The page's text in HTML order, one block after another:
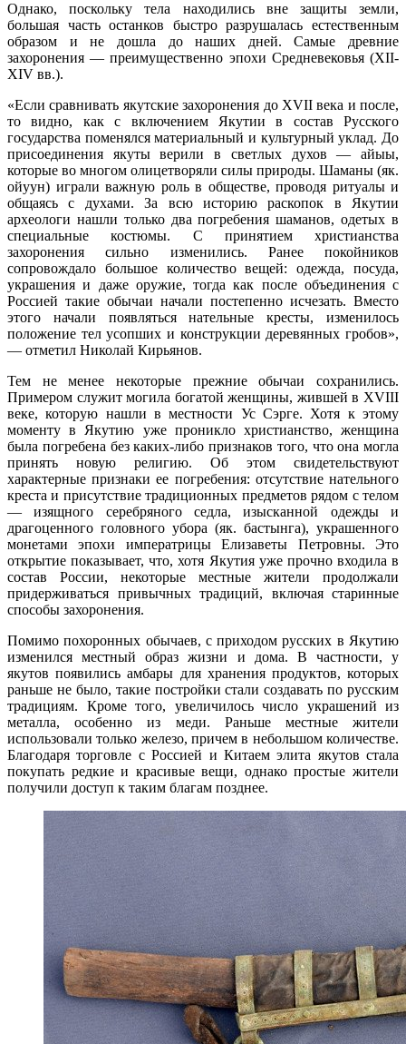
Однако, поскольку тела находились вне защиты земли,
большая часть останков быстро разрушалась естественным
образом и не дошла до наших дней. Самые древние
захоронения — преимущественно эпохи Средневековья (XII-
XIV вв.).
«Если сравнивать якутские захоронения до XVII века и после,
то видно, как с включением Якутии в состав Русского
государства поменялся материальный и культурный уклад. До
присоединения якуты верили в светлых духов — айыы,
которые во многом олицетворяли силы природы. Шаманы (як.
ойуун) играли важную роль в обществе, проводя ритуалы и
общаясь с духами. За всю историю раскопок в Якутии
археологи нашли только два погребения шаманов, одетых в
специальные костюмы. С принятием христианства
захоронения сильно изменились. Ранее покойников
сопровождало большое количество вещей: одежда, посуда,
украшения и даже оружие, тогда как после объединения с
Россией такие обычаи начали постепенно исчезать. Вместо
этого начали появляться нательные кресты, изменилось
положение тел усопших и конструкции деревянных гробов»,
— отметил Николай Кирьянов.
Тем не менее некоторые прежние обычаи сохранились.
Примером служит могила богатой женщины, жившей в XVIII
веке, которую нашли в местности Ус Сэрге. Хотя к этому
моменту в Якутию уже проникло христианство, женщина
была погребена без каких-либо признаков того, что она могла
принять новую религию. Об этом свидетельствуют
характерные признаки ее погребения: отсутствие нательного
креста и присутствие традиционных предметов рядом с телом
— изящного серебряного седла, изысканной одежды и
драгоценного головного убора (як. бастынга), украшенного
монетами эпохи императрицы Елизаветы Петровны. Это
открытие показывает, что, хотя Якутия уже прочно входила в
состав России, некоторые местные жители продолжали
придерживаться привычных традиций, включая старинные
способы захоронения.
Помимо похоронных обычаев, с приходом русских в Якутию
изменился местный образ жизни и дома. В частности, у
якутов появились амбары для хранения продуктов, которых
раньше не было, такие постройки стали создавать по русским
традициям. Кроме того, увеличилось число украшений из
металла, особенно из меди. Раньше местные жители
использовали только железо, причем в небольшом количестве.
Благодаря торговле с Россией и Китаем элита якутов стала
покупать редкие и красивые вещи, однако простые жители
получили доступ к таким благам позднее.